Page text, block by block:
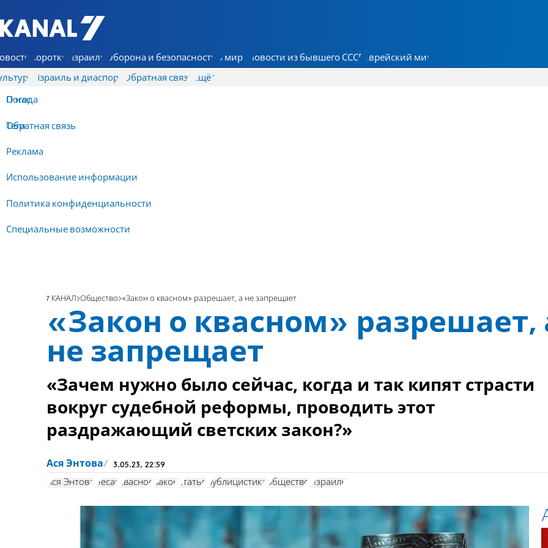
7 КАНАЛ - Аруц Шева
Коротко Израиль Оборона и безопасность В мире Новости из бывшего СССР Еврейский мир
Израиль и диаспора Обратная связь
О нас
Обратная связь
Реклама
Использование информации
Политика конфиденциальности
Специальные возможности
Ещё
Погода
Теги
7 КАНАЛ Общество «Закон о квасном» разрешает, а не запрещает
«Закон о квасном» разрешает,
не запрещает
«Зачем нужно было сейчас, когда и так кипят страсти
вокруг судебной реформы, проводить этот
раздражающий светских закон?»
Ася Энтова 3.05.23, 22:59
Ася Энтова Песах квасное Закон статья публицистика общество Израиль